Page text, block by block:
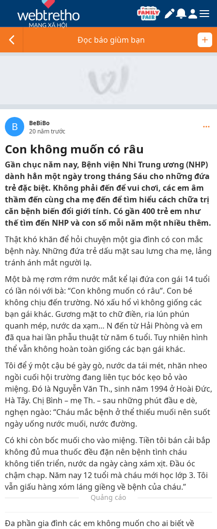
Đọc báo giùm bạn
B
BeBiBo
20 năm trước
Con không muốn có râu
Gần chục năm nay, Bệnh viện Nhi Trung ương (NHP)
dành hẳn một ngày trong tháng Sáu cho những đứa
trẻ đặc biệt. Không phải đến để vui chơi, các em âm
thầm đến cùng cha mẹ đến để tìm hiểu cách chữa trị
căn bệnh biến đổi giới tính. Có gần 400 trẻ em như
thế tìm đến NHP và con số mỗi năm một nhiều thêm.
Thật khó khăn để hỏi chuyện một gia đình có con mắc
bệnh này. Những đứa trẻ dấu mặt sau lưng cha mẹ, lảng
tránh ánh mắt người lạ.
Một bà mẹ rơm rớm nước mắt kể lại đứa con gái 14 tuổi
có lần nói với bà: “Con không muốn có râu”. Con bé
không chịu đến trường. Nó xấu hổ vì không giống các
bạn gái khác. Gương mặt to chữ điền, ria lún phún
quanh mép, nước da xạm… N đến từ Hải Phòng và em
đã qua hai lần phẫu thuật từ năm 6 tuổi. Tuy nhiên hình
thể vẫn không hoàn toàn giống các bạn gái khác.
Tôi để ý một cậu bé gày gò, nước da tái mét, nhăn nheo
ngồi cuối hội trường đang liên tục bóc kẹo bỏ vào
miệng. Đó là Nguyễn Văn Th., sinh năm 1994 ở Hoài Đức,
Hà Tây. Chị Bình – mẹ Th. – sau những phút đầu e dè,
nghẹn ngào: “Cháu mắc bệnh ở thể thiếu muối nên suốt
ngày uống nước muối, nước đường.
Có khi còn bốc muối cho vào miệng. Tiền tôi bán cải bắp
không đủ mua thuốc đều đặn nên bệnh tình cháu
không tiến triển, nước da ngày càng xám xịt. Đầu óc
chậm chạp. Năm nay 12 tuổi mà cháu mới học lớp 3. Tôi
vẫn giấu hàng xóm láng giềng về bệnh của cháu.”
Quảng cáo
Đa phần gia đình các em không muốn cho ai biết về